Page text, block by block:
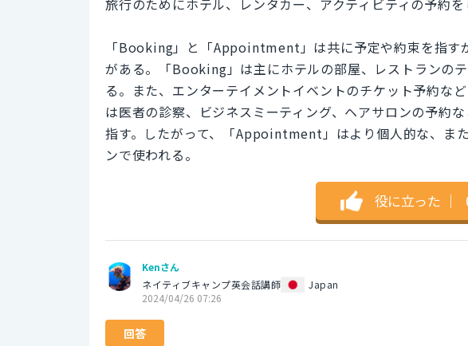
「Booking」と「Appointment」は共に予定や約束を指す
がある。「Booking」は主にホテルの部屋、レストランの
る。また、エンターテイメントイベントのチケット予約な
は医者の診察、ビジネスミーティング、ヘアサロンの予約
指す。したがって、「Appointment」はより個人的な、ま
ンで使われる。
役に立った ｜
Kenさん
ネイティブキャンプ英会話講師
Japan
2024/04/26 07:26
回答